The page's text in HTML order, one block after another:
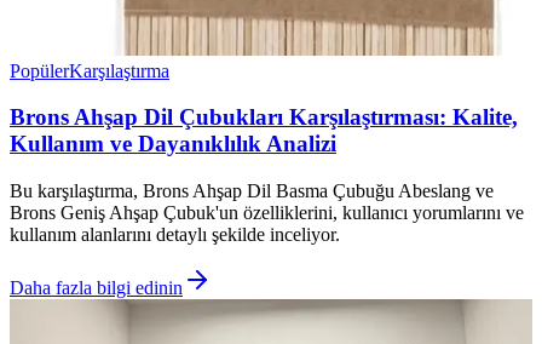
PopülerKarşılaştırma
Brons Ahşap Dil Çubukları Karşılaştırması: Kalite,
Kullanım ve Dayanıklılık Analizi
Bu karşılaştırma, Brons Ahşap Dil Basma Çubuğu Abeslang ve
Brons Geniş Ahşap Çubuk'un özelliklerini, kullanıcı yorumlarını ve
kullanım alanlarını detaylı şekilde inceliyor.
Daha fazla bilgi edinin